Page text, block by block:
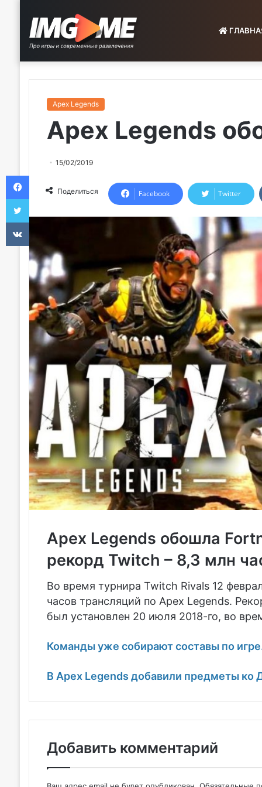
Apex Legends
Apex Legends
15/02/2019
Поделиться Facebook Twitter
Apex Legends обошла
рекорд Twitch – 8,3 млн
Во время турнира Twitch Rivals 12
часов трансляций по Apex Legends.
был установлен 20 июля 2018-го, во
Команды уже собирают составы по
В Apex Legends добавили предметы ко
Добавить комментарий